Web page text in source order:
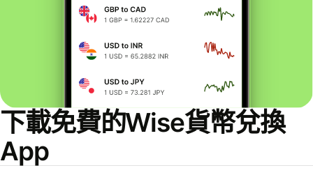
下載免費的Wise貨幣兌換
App